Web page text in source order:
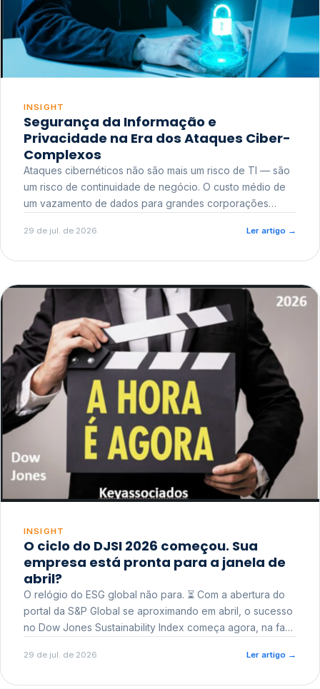
INSIGHT
Segurança da Informação e
Privacidade na Era dos Ataques Ciber-
Complexos
Ataques cibernéticos não são mais um risco de TI — são
um risco de continuidade de negócio. O custo médio de
um vazamento de dados para grandes corporações
reputacional e o risco regulatório junto a órgãos como a
29 de jul. de 2026 Ler artigo →
INSIGHT
O ciclo do DJSI 2026 começou. Sua
empresa está pronta para a janela de
abril?
O relógio do ESG global não para. ⏳ Com a abertura do
portal da S&P Global se aproximando em abril, o sucesso
no Dow Jones Sustainability Index começa agora, na fase
29 de jul. de 2026 Ler artigo →